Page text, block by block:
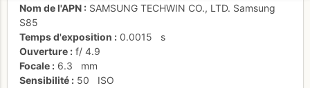
Nom de l'APN
SAMSUNG TECHWIN CO., LTD. Samsung
S85
Temps d'exposition
0.0015
s
Ouverture
f/ 4.9
Focale
6.3
mm
Sensibilité
50
ISO